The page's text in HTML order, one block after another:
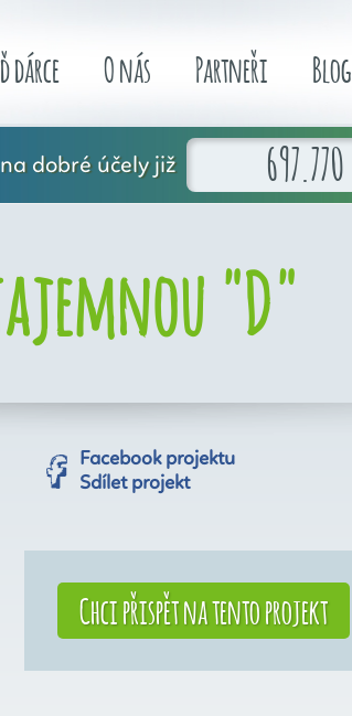
dárce O nás Partneři Blog
dobré účely již 697.770
"D"
Facebook projektu
Sdílet projekt
Chci přispět na tento projekt